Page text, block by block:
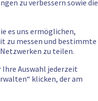
zu verbessern sowie die
es uns ermöglichen,
zu messen und bestimmte
zu teilen.
Auswahl jederzeit
klicken, der am